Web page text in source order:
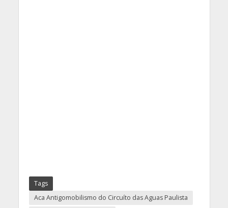
Tags
Aca Antigomobilismo do Circuíto das Aguas Paulista